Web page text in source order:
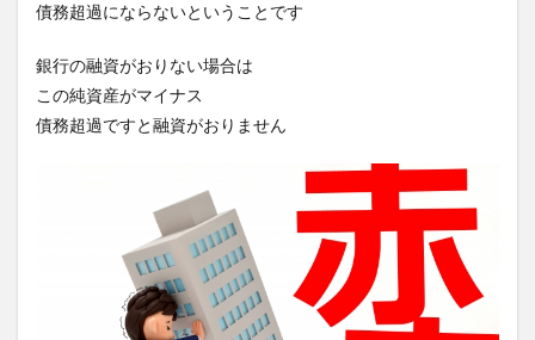
債務超過にならないということです
銀行の融資がおりない場合は
この純資産がマイナス
債務超過ですと融資がおりません